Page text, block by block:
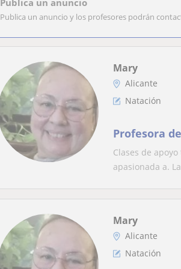
Publica un anuncio
Publica un anuncio y los profesores podrán
Mary
Alicante
Natación
Profesora
Clases de
apasionada a.
Mary
Alicante
Natación